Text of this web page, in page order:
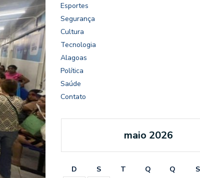
Esportes
Segurança
Cultura
Tecnologia
Alagoas
Política
Saúde
Contato
maio 2026
D S T Q Q S